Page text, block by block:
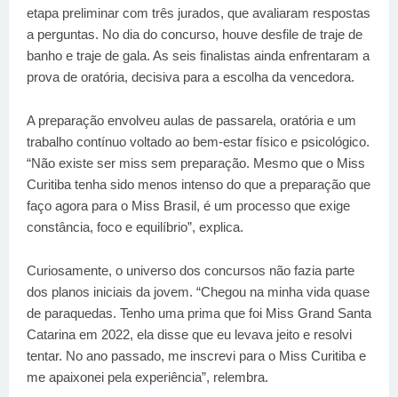
etapa preliminar com três jurados, que avaliaram respostas
a perguntas. No dia do concurso, houve desfile de traje de
banho e traje de gala. As seis finalistas ainda enfrentaram a
prova de oratória, decisiva para a escolha da vencedora.
A preparação envolveu aulas de passarela, oratória e um
trabalho contínuo voltado ao bem-estar físico e psicológico.
“Não existe ser miss sem preparação. Mesmo que o Miss
Curitiba tenha sido menos intenso do que a preparação que
faço agora para o Miss Brasil, é um processo que exige
constância, foco e equilíbrio”, explica.
Curiosamente, o universo dos concursos não fazia parte
dos planos iniciais da jovem. “Chegou na minha vida quase
de paraquedas. Tenho uma prima que foi Miss Grand Santa
Catarina em 2022, ela disse que eu levava jeito e resolvi
tentar. No ano passado, me inscrevi para o Miss Curitiba e
me apaixonei pela experiência”, relembra.